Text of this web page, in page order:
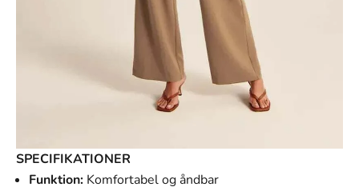
SPECIFIKATIONER
Funktion: Komfortabel og åndbar